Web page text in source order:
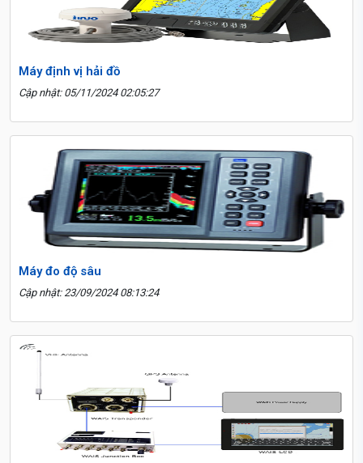
Máy định vị hải đồ
Cập nhật: 05/11/2024 02:05:27
Máy đo độ sâu
Cập nhật: 23/09/2024 08:13:24